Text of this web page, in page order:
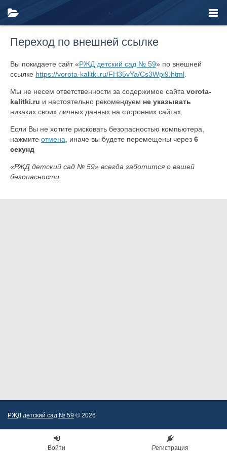
Переход по внешней ссылке
Вы покидаете сайт «РЖД детский сад № 59» по внешней
ссылке https://vorota-kalitki.ru/FH35vYa/Cs3Wpi9.html
Мы не несем ответственности за содержимое сайта vorota-
kalitki.ru и настоятельно рекомендуем не указывать
никаких своих личных данных на сторонних сайтах.
Если Вы не хотите рисковать безопасностью компьютера,
нажмите отмена , иначе вы будете перемещены через 6
секунд
«РЖД детский сад № 59» всегда заботится о вашей
безопасности.
РЖД детский сад № 59 © 2026
Войти Регистрация